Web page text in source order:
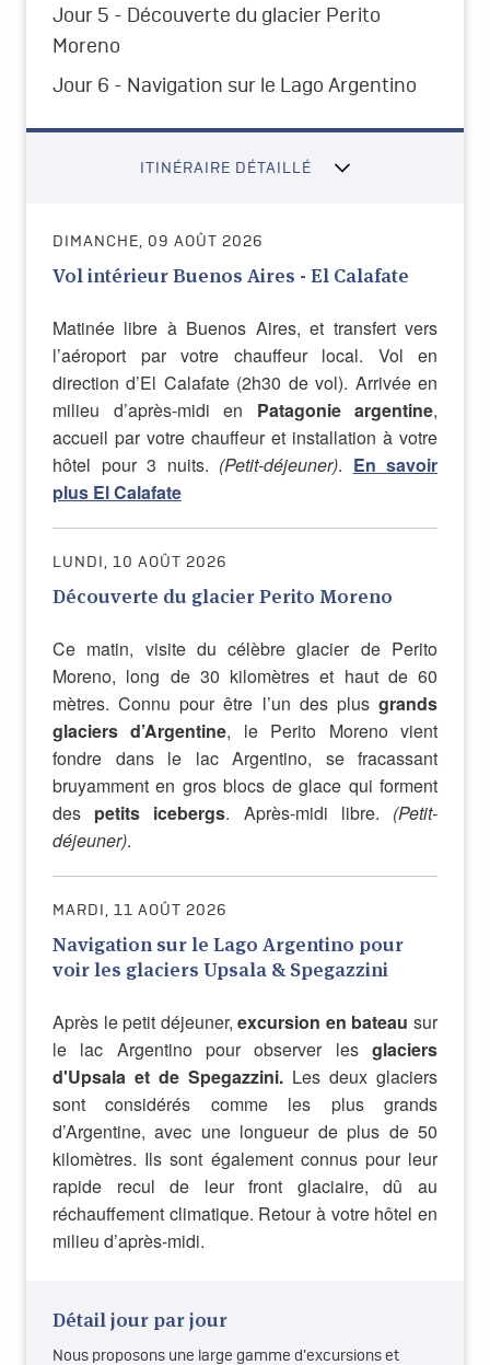
Jour 5 - Découverte du glacier Perito
Moreno
Jour 6 - Navigation sur le Lago Argentino
ITINÉRAIRE DÉTAILLÉ
DIMANCHE, 09 AOÛT 2026
Vol intérieur Buenos Aires - El Calafate
Matinée libre à Buenos Aires, et transfert vers
l’aéroport par votre chauffeur local. Vol en
direction d’El Calafate (2h30 de vol). Arrivée en
milieu d’après-midi en
Patagonie argentine,
accueil par votre chauffeuret installation à votre
hôtel pour 3 nuits. (Petit-déjeuner). En savoir
plus El Calafate
LUNDI, 10 AOÛT 2026
Découverte du glacier Perito Moreno
Ce matin, visite du célèbre glacier de Perito
Moreno, long de 30 kilomètres et haut de 60
mètres. Connu pour être l’un des plus grands
glaciers d’Argentine, le Perito Moreno vient
fondre dans le lac Argentino, se fracassant
bruyamment en gros blocs de glace qui forment
des petits icebergs. Après-midi libre. (Petit-
déjeuner).
MARDI, 11 AOÛT 2026
Navigation sur le Lago Argentino pour
voir les glaciers Upsala & Spegazzini
Après le petit déjeuner,excursion en bateausur
le lac Argentino pour observer les glaciers
d'Upsala et de Spegazzini. Les deux glaciers
sont considérés comme les plus grands
d’Argentine, avec une longueur de plus de 50
kilomètres. Ils sont également connus pour leur
rapide recul de leur front glaciaire, dû au
réchauffement climatique. Retour à votre hôtel en
milieu d’après-midi.
Détail jour par jour
Nous proposons une large gamme d’excursions et